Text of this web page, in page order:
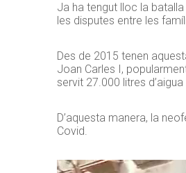
Ja ha tengut lloc la
les disputes entre les
Des de 2015 tenen
Joan Carles I,
servit 27.000 litres
D’aquesta manera, la
Covid.